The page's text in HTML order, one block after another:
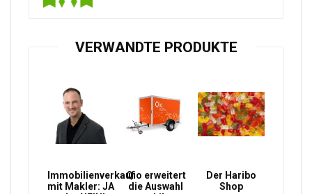
VERWANDTE PRODUKTE
Immobilienverkauf
mit Makler: JA
Qio erweitert
die Auswahl
Der Haribo
Shop